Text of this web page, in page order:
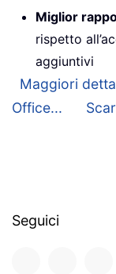
Miglior
rispetto
aggiuntivi
Maggiori
Office...
Seguici